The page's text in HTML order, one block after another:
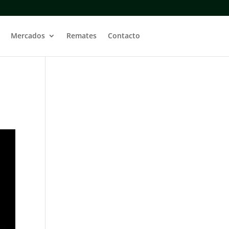
Mercados Remates Contacto